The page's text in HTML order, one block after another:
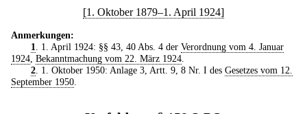
[1. Oktober 1879–1. April 1924]
Anmerkungen:
1
. 1. April 1924: §§ 43, 40 Abs. 4 der Verordnung vom 4. Januar
1924 Bekanntmachung vom 22. März 1924
2. 1. Oktober 1950: Anlage 3, Artt. 9, 8 Nr. I des Gesetzes vom 12.
September 1950